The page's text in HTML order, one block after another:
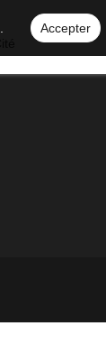
Accepter